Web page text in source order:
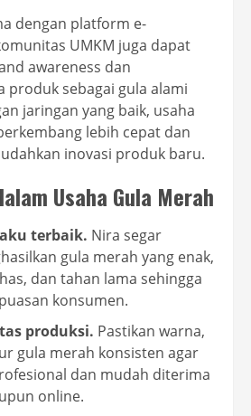
dengan platform e-
UMKM juga dapat
awareness dan
produk sebagai gula alami
jaringan yang baik, usaha
lebih cepat dan
inovasi produk baru.
Usaha Gula Merah
terbaik. Nira segar
gula merah yang enak,
dan tahan lama sehingga
konsumen.
produksi. Pastikan warna,
gula merah konsisten agar
dan mudah diterima
online.